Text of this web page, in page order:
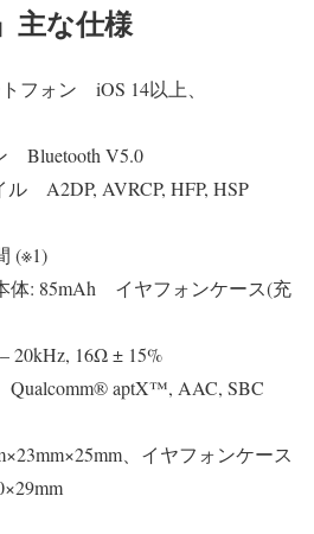
主な仕様
フォン iOS 14以上、
Bluetooth V5.0
A2DP, AVRCP, HFP, HSP
(※1)
: 85mAh イヤフォンケース(充
16Ω ± 15%
aptX™, AAC, SBC
、イヤフォンケース